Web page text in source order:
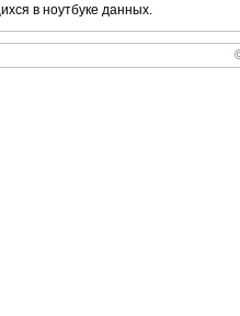
в ноутбуке данных.